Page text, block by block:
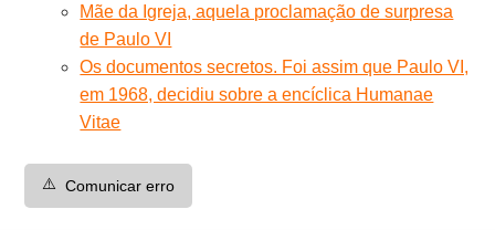
Mãe da Igreja, aquela proclamação de surpresa
de Paulo VI
Os documentos secretos. Foi assim que Paulo VI,
em 1968, decidiu sobre a encíclica Humanae
Vitae
⚠️ Comunicar erro